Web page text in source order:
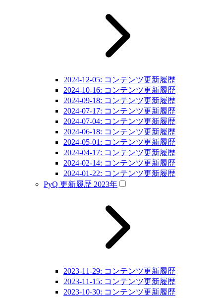
2024-12-05: コンテンツ更新履歴
2024-10-16: コンテンツ更新履歴
2024-09-18: コンテンツ更新履歴
2024-07-17: コンテンツ更新履歴
2024-07-04: コンテンツ更新履歴
2024-06-18: コンテンツ更新履歴
2024-05-01: コンテンツ更新履歴
2024-04-17: コンテンツ更新履歴
2024-02-14: コンテンツ更新履歴
2024-01-22: コンテンツ更新履歴
PyQ 更新履歴 2023年
2023-11-29: コンテンツ更新履歴
2023-11-15: コンテンツ更新履歴
2023-10-30: コンテンツ更新履歴